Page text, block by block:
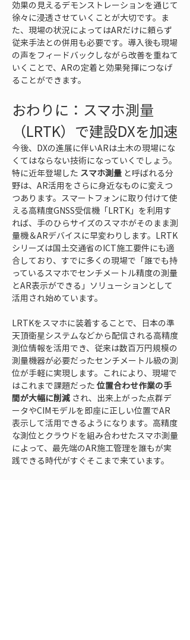
効果の見えるデモンストレーションを通じて
徐々に浸透させていくことが大切です。ま
た、現場の状況によってはARだけに頼らず
従来手法との併用も必要です。導入後も現場
の声をフィードバックしながら改善を重ねて
いくことで、ARの定着と効果発揮につなげ
ることができます。
おわりに：スマホ測量
（LRTK）で建設DXを加速
今後、DXの進展に伴いARは土木の現場にな
くてはならない技術になっていくでしょう。
特に近年登場した スマホ測量 と呼ばれる分
野は、AR活用をさらに身近なものに変えつ
つあります。スマートフォンに取り付けて使
える高精度GNSS受信機「LRTK」を利用す
れば、手のひらサイズのスマホがそのまま測
量機＆ARデバイスに早変わりします。LRTK
シリーズは国土交通省のICT施工要件にも適
合しており、すでに多くの現場で「誰でも持
っているスマホでセンチメートル精度の測量
とAR表示ができる」ソリューションとして
活用され始めています。
LRTKをスマホに装着することで、日本の準
天頂衛星システムなどから配信される高精度
測位情報を活用でき、従来は数百万円規模の
測量機器が必要だったセンチメートル級の測
位が手軽に実現します。これにより、現場で
はこれまで課題だった 位置合わせ作業の手
間が大幅に削減 され、出来上がった点群デ
ータやCIMモデルを即座に正しい位置でAR
表示して活用できるようになります。高精度
な測位とクラウドを組み合わせたスマホ測量
によって、最先端のAR施工管理を誰もが実
践できる時代がすぐそこまで来ています。